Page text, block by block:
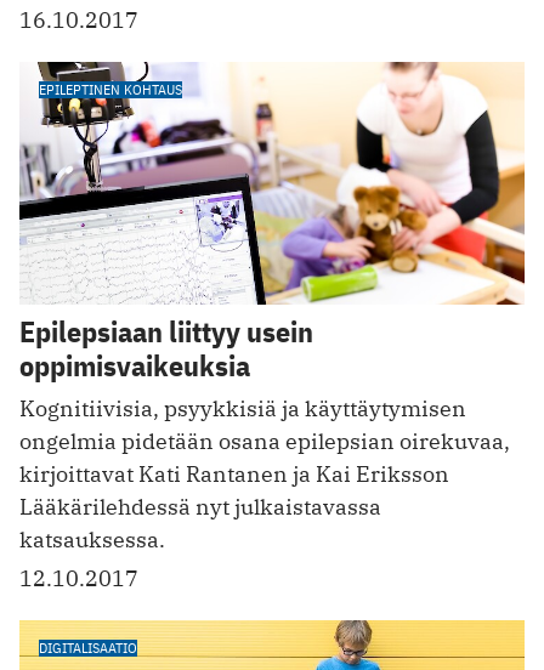
16.10.2017
EPILEPTINEN KOHTAUS
Epilepsiaan liittyy usein
oppimisvaikeuksia
Kognitiivisia, psyykkisiä ja käyttäytymisen
ongelmia pidetään osana epilepsian oirekuvaa,
kirjoittavat Kati Rantanen ja Kai Eriksson
Lääkärilehdessä nyt julkaistavassa
katsauksessa.
12.10.2017
DIGITALISAATIO